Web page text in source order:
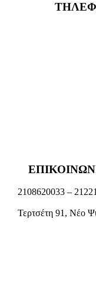
2108620033 –
Τερτσέτη 91, Νέο